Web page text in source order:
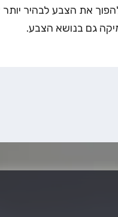
את הצבע לבהיר
גם בנושא הצבע.